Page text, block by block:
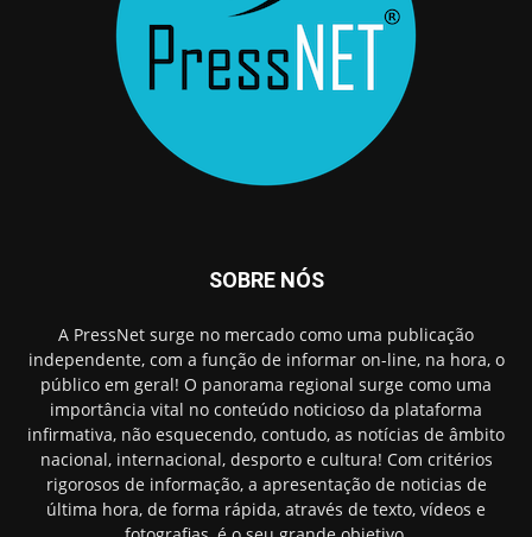
SOBRE NÓS
A PressNet surge no mercado como uma publicação
independente, com a função de informar on-line, na hora, o
público em geral! O panorama regional surge como uma
importância vital no conteúdo noticioso da plataforma
infirmativa, não esquecendo, contudo, as notícias de âmbito
nacional, internacional, desporto e cultura! Com critérios
rigorosos de informação, a apresentação de noticias de
última hora, de forma rápida, através de texto, vídeos e